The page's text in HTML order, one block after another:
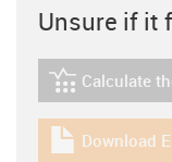
Unsure if it
igus-icon-
Calculate
igus-icon-
Download